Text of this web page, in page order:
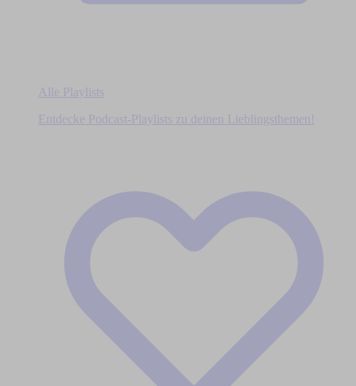
Alle Playlists
Entdecke Podcast-Playlists zu deinen Lieblingsthemen!